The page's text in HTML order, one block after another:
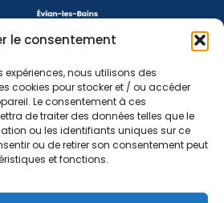
le consentement
expériences, nous utilisons des
cookies pour stocker et / ou accéder
Le consentement à ces
de traiter des données telles que le
ou les identifiants uniques sur ce
ou de retirer son consentement peut
et fonctions.